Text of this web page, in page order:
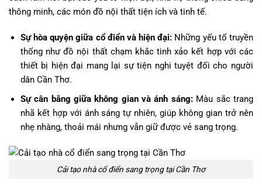
thông minh, các món đồ nội thất tiện ích và tinh tế.
Sự hòa quyện giữa cổ điển và hiện đại: Những yếu tố truyền
thống như đồ nội thất chạm khắc tinh xảo kết hợp với các
thiết bị hiện đại mang lại sự tiện nghi tuyệt đối cho người
dân Cần Thơ.
Sự cân bằng giữa không gian và ánh sáng:Màu sắc trang
nhã kết hợp với ánh sáng tự nhiên, giúp không gian trở nên
nhẹ nhàng, thoải mái nhưng vẫn giữ được vẻ sang trọng.
Cải tạo nhà cổ điển sang trọng tại Cần Thơ